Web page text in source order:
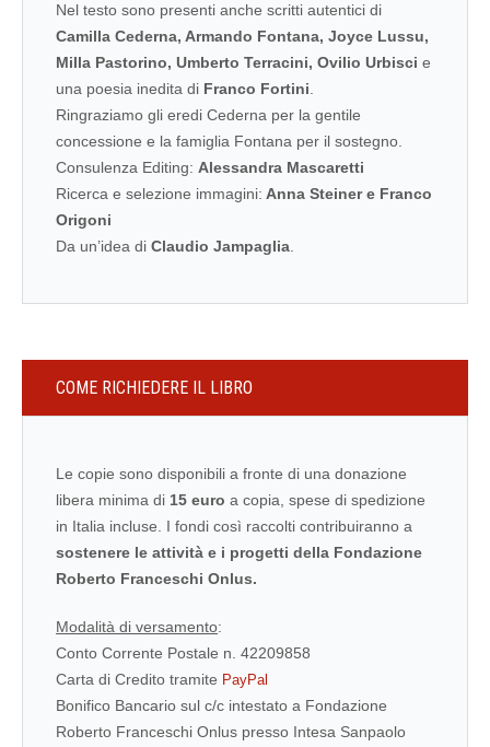
Nel testo sono presenti anche scritti autentici di
Camilla Cederna, Armando Fontana, Joyce Lussu,
Milla Pastorino, Umberto Terracini, Ovilio Urbisci e
una poesia inedita di Franco Fortini.
Ringraziamo gli eredi Cederna per la gentile
concessione e la famiglia Fontana per il sostegno.
Consulenza Editing:Alessandra Mascaretti
Ricerca e selezione immagini: Anna Steiner e Franco
Origoni
Da un’idea diClaudio Jampaglia.
COME RICHIEDERE IL LIBRO
Le copie sono disponibili a fronte di una donazione
libera minima di 15 euroa copia, spese di spedizione
in Italia incluse. I fondi così raccolti contribuiranno a
sostenere le attività e i progetti della Fondazione
Roberto Franceschi Onlus.
Modalità di versamento:
Conto Corrente Postale n. 42209858
Carta di Credito tramite PayPal
Bonifico Bancario sul c/c intestato a Fondazione
Roberto Franceschi Onlus presso Intesa Sanpaolo